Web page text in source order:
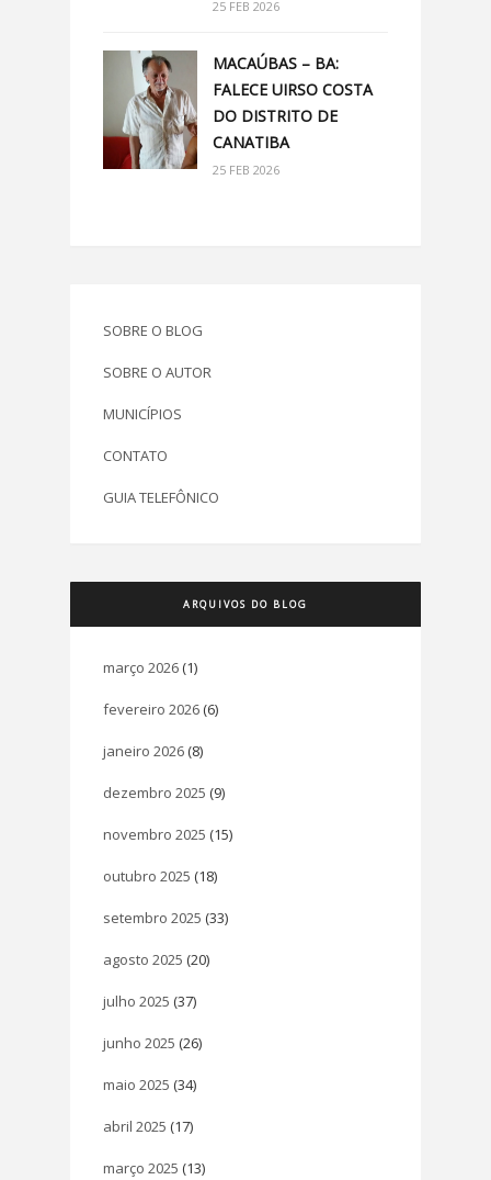
25 FEB 2026
MACAÚBAS – BA:
FALECE UIRSO COSTA
DO DISTRITO DE
CANATIBA
25 FEB 2026
SOBRE O BLOG
SOBRE O AUTOR
MUNICÍPIOS
CONTATO
GUIA TELEFÔNICO
ARQUIVOS DO BLOG
março 2026 (1)
fevereiro 2026 (6)
janeiro 2026 (8)
dezembro 2025 (9)
novembro 2025 (15)
outubro 2025 (18)
setembro 2025 (33)
agosto 2025 (20)
julho 2025 (37)
junho 2025 (26)
maio 2025 (34)
abril 2025 (17)
março 2025 (13)